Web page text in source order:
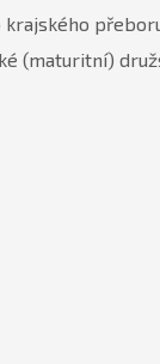
krajského
(maturitní)